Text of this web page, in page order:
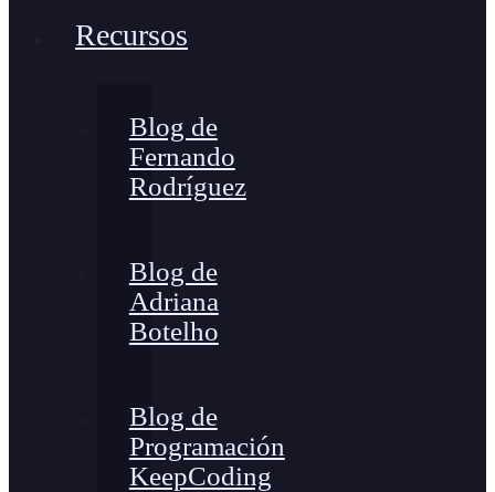
Recursos
Blog de
Fernando
Rodríguez
Blog de
Adriana
Botelho
Blog de
Programación
KeepCoding